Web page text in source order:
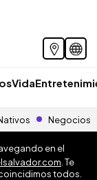
Vida
Negocios
en el
. Te
todos.